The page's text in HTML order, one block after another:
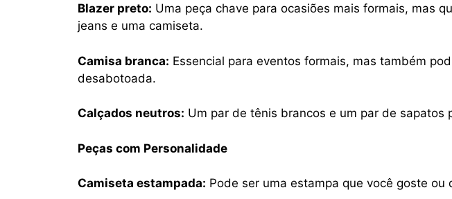
Blazer preto: Uma peça chave para ocasiões mais formais, mas
jeans e uma camiseta.
Camisa branca: Essencial para eventos formais, mas também
desabotoada.
Calçados neutros: Um par de tênis brancos e um par de
Peças com Personalidade
Camiseta estampada: Pode ser uma estampa que você goste